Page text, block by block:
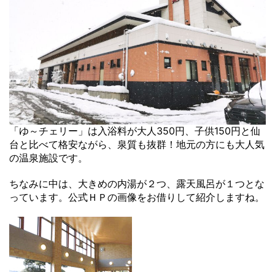
「ゆ～チェリー」は入浴料が大人350円、子供150円と仙
台と比べて格安ながら、泉質も抜群！地元の方にも大人気
の温泉施設です。
ちなみに中は、大きめの内湯が２つ、露天風呂が１つとな
っています。公式ＨＰの画像をお借りして紹介しますね。